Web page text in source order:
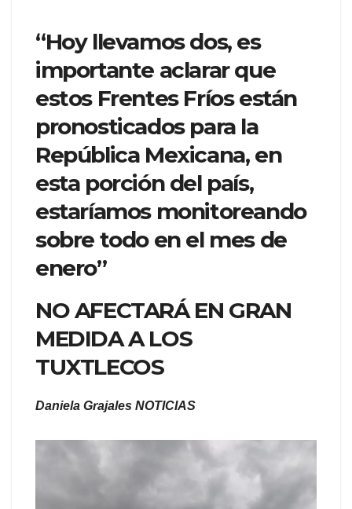
“Hoy llevamos dos, es
importante aclarar que
estos Frentes Fríos están
pronosticados para la
República Mexicana, en
esta porción del país,
estaríamos monitoreando
sobre todo en el mes de
enero”
NO AFECTARÁ EN GRAN
MEDIDA A LOS
TUXTLECOS
Daniela Grajales NOTICIAS